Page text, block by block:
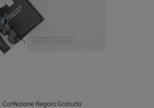
Confezione Regalo Gratuita